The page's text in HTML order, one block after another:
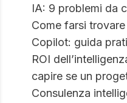
IA: 9 problemi da
Come farsi
Copilot: guida
ROI
capire se un
Consulenza